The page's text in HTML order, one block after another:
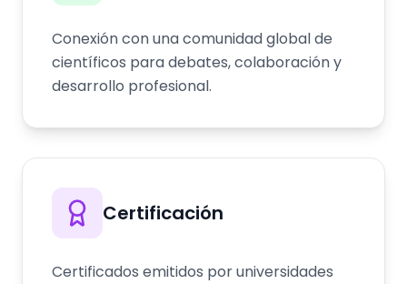
Conexión con una comunidad global de
científicos para debates, colaboración y
desarrollo profesional.
Certificación
Certificados emitidos por universidades